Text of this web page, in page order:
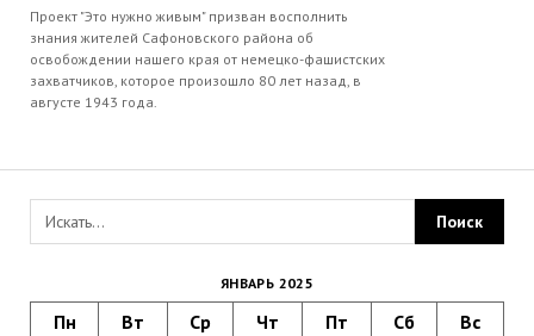
Проект "Это нужно живым" призван восполнить
знания жителей Сафоновского района об
освобождении нашего края от немецко-фашистских
захватчиков, которое произошло 80 лет назад, в
августе 1943 года.
ЯНВАРЬ 2025
Пн Вт Ср Чт Пт Сб Вс